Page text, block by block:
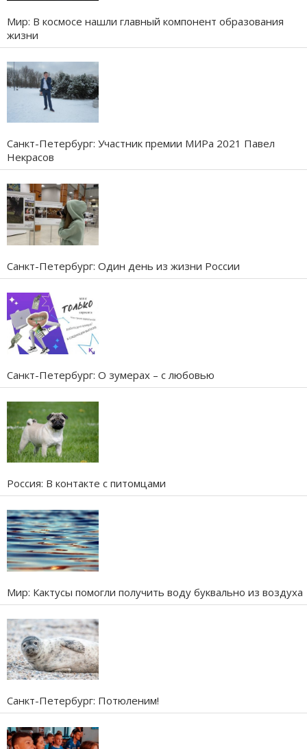
Мир: В космосе нашли главный компонент образования
жизни
Санкт-Петербург: Участник премии МИРа 2021 Павел
Некрасов
Санкт-Петербург: Один день из жизни России
Санкт-Петербург: О зумерах – с любовью
Россия: В контакте с питомцами
Мир: Кактусы помогли получить воду буквально из воздуха
Санкт-Петербург: Потюленим!